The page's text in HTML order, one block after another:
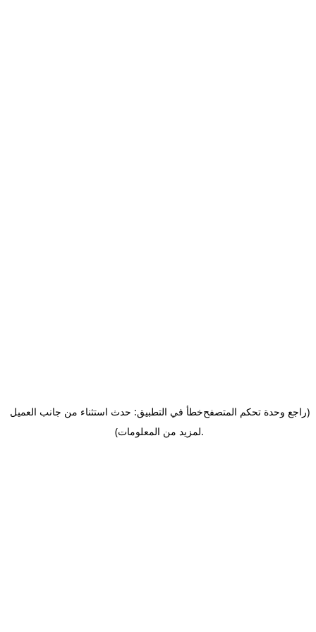
خطأ في التطبيق: حدث استثناء من جانب العميل(راجع وحدة تحكم المتصفح
لمزيد من المعلومات).